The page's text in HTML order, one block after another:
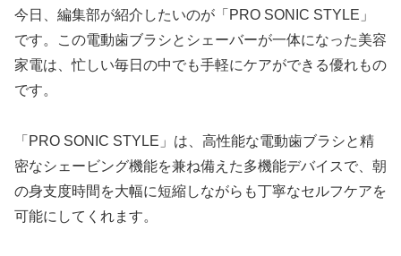
今日、編集部が紹介したいのが「PRO SONIC STYLE」
です。この電動歯ブラシとシェーバーが一体になった美容
家電は、忙しい毎日の中でも手軽にケアができる優れもの
です。
「PRO SONIC STYLE」は、高性能な電動歯ブラシと精
密なシェービング機能を兼ね備えた多機能デバイスで、朝
の身支度時間を大幅に短縮しながらも丁寧なセルフケアを
可能にしてくれます。